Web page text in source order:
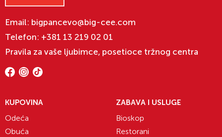
Email: bigpancevo@big-cee.com
Telefon: +381 13 219 02 01
Pravila za vaše ljubimce, posetioce tržnog centra
KUPOVINA
Odeća
Obuća
ZABAVA I USLUGE
Bioskop
Restorani